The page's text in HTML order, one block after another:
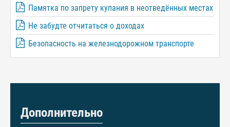
Памятка по запрету купания в неотведённых местах
Не забудте отчитаться о доходах
Безопасность на железнодорожном транспорте
Дополнительно